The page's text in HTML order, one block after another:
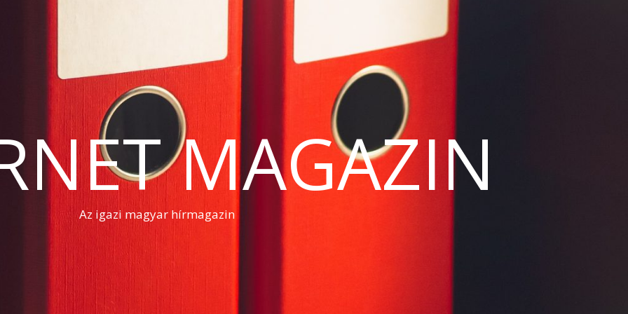
MAGAZIN
Az igazi magyar hírmagazin